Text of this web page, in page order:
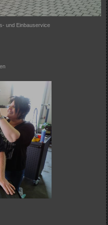
und Einbauservice